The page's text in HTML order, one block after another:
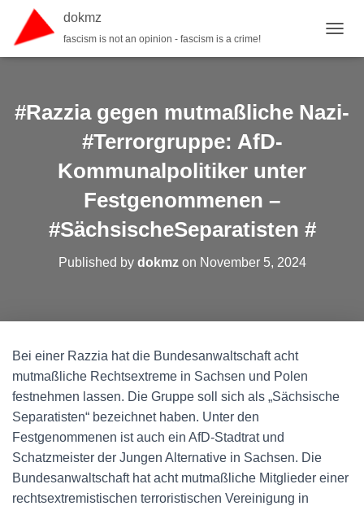
dokmz
fascism is not an opinion - fascism is a crime!
#Razzia gegen mutmaßliche Nazi-
#Terrorgruppe: AfD-
Kommunalpolitiker unter
Festgenommenen –
#SächsischeSeparatisten #
Published by dokmzon November 5, 2024
Bei einer Razzia hat die Bundesanwaltschaft acht
mutmaßliche Rechtsextreme in Sachsen und Polen
festnehmen lassen. Die Gruppe soll sich als „Sächsische
Separatisten“ bezeichnet haben. Unter den
Festgenommenen ist auch ein AfD-Stadtrat und
Schatzmeister der Jungen Alternative in Sachsen. Die
Bundesanwaltschaft hat acht mutmaßliche Mitglieder einer
rechtsextremistischen terroristischen Vereinigung in